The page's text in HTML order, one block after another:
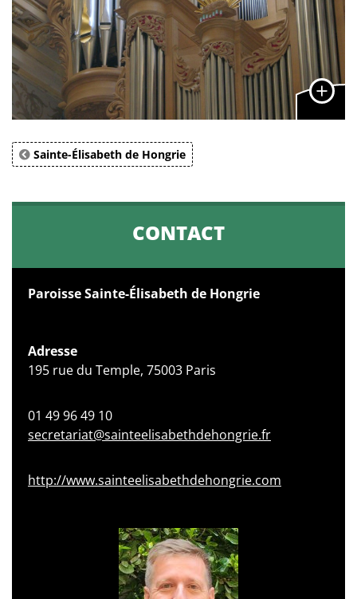
Sainte-Élisabeth de Hongrie
CONTACT
Paroisse Sainte-Élisabeth de Hongrie
Adresse
195 rue du Temple, 75003 Paris
01 49 96 49 10
secretariat@sainteelisabethdehongrie.fr
http://www.sainteelisabethdehongrie.com